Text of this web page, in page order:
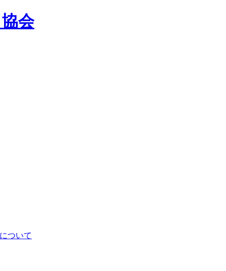
ついて